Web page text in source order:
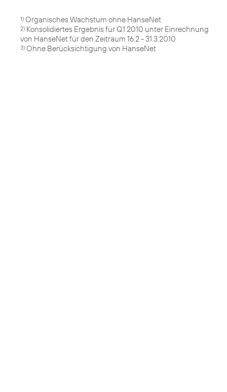
1)
2) Konsolidiertes Ergebnis für Q1 2010 unter Einrechnung
3) Ohne Berücksichtigung von HanseNet